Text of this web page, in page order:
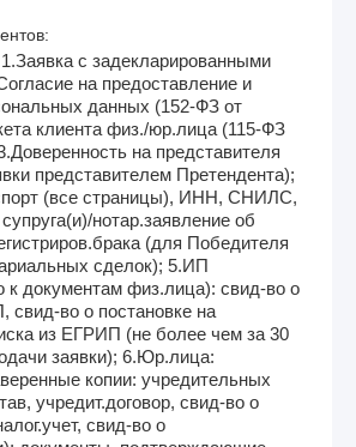
с задекларированными
на предоставление и
данных (152-ФЗ от
клиента физ./юр.лица (115-ФЗ
на представителя
представителем Претендента);
(все страницы), ИНН, СНИЛС,
нотар.заявление об
(для Победителя
сделок); 5.ИП
к документам физ.лица): свид-во о
свид-во о постановке на
из ЕГРИП (не более чем за 30
заявки); 6.Юр.лица:
копии: учредительных
учредит.договор, свид-во о
свид-во о